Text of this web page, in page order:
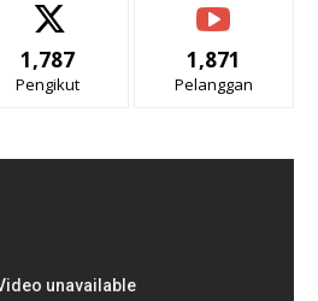
1,787
Pengikut
1,871
Pelanggan